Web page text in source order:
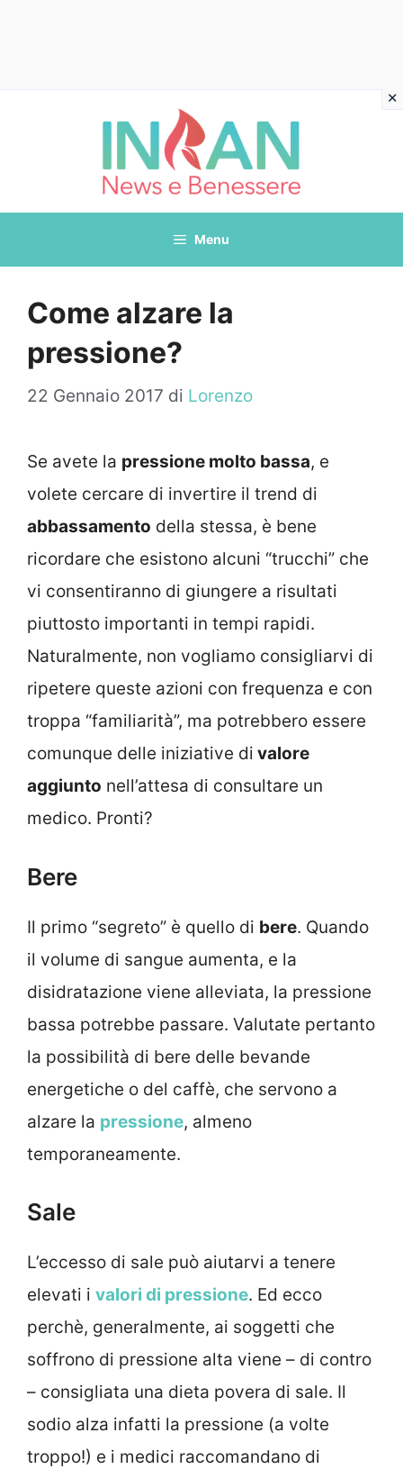
Menu
Come alzare la
pressione?
22 Gennaio 2017 di Lorenzo
Se avete la pressione molto bassa, e
volete cercare di invertire il trend di
abbassamento della stessa, è bene
ricordare che esistono alcuni “trucchi” che
vi consentiranno di giungere a risultati
piuttosto importanti in tempi rapidi.
Naturalmente, non vogliamo consigliarvi di
ripetere queste azioni con frequenza e con
troppa “familiarità”, ma potrebbero essere
comunque delle iniziative di valore
aggiunto nell’attesa di consultare un
medico. Pronti?
Bere
Il primo “segreto” è quello di bere. Quando
il volume di sangue aumenta, e la
disidratazione viene alleviata, la pressione
bassa potrebbe passare. Valutate pertanto
la possibilità di bere delle bevande
energetiche o del caffè, che servono a
alzare la pressione, almeno
temporaneamente.
Sale
L’eccesso di sale può aiutarvi a tenere
elevati i valori di pressione. Ed ecco
perchè, generalmente, ai soggetti che
soffrono di pressione alta viene – di contro
– consigliata una dieta povera di sale. Il
sodio alza infatti la pressione (a volte
troppo!) e i medici raccomandano di